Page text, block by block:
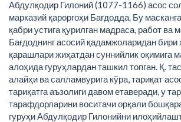
Абдулқодир Гилоний (1077-1166) асос
марказий қароргоҳи Бағдодда. Бу
қабри устига қурилган мадраса, работ ва
Бағдоднинг асосий қадамжоларидан бири
қарашлари жиҳатдан суннийлик оқимига
алоҳида гуруҳлардан ташкил топган. Қ.
алайҳи ва салламвурига кўра, тариқат
тариқатга аъзолиги давом етаверади, у
тарафдорларини воситачи орқали
гуруҳи Абдулқодир Гилонийни